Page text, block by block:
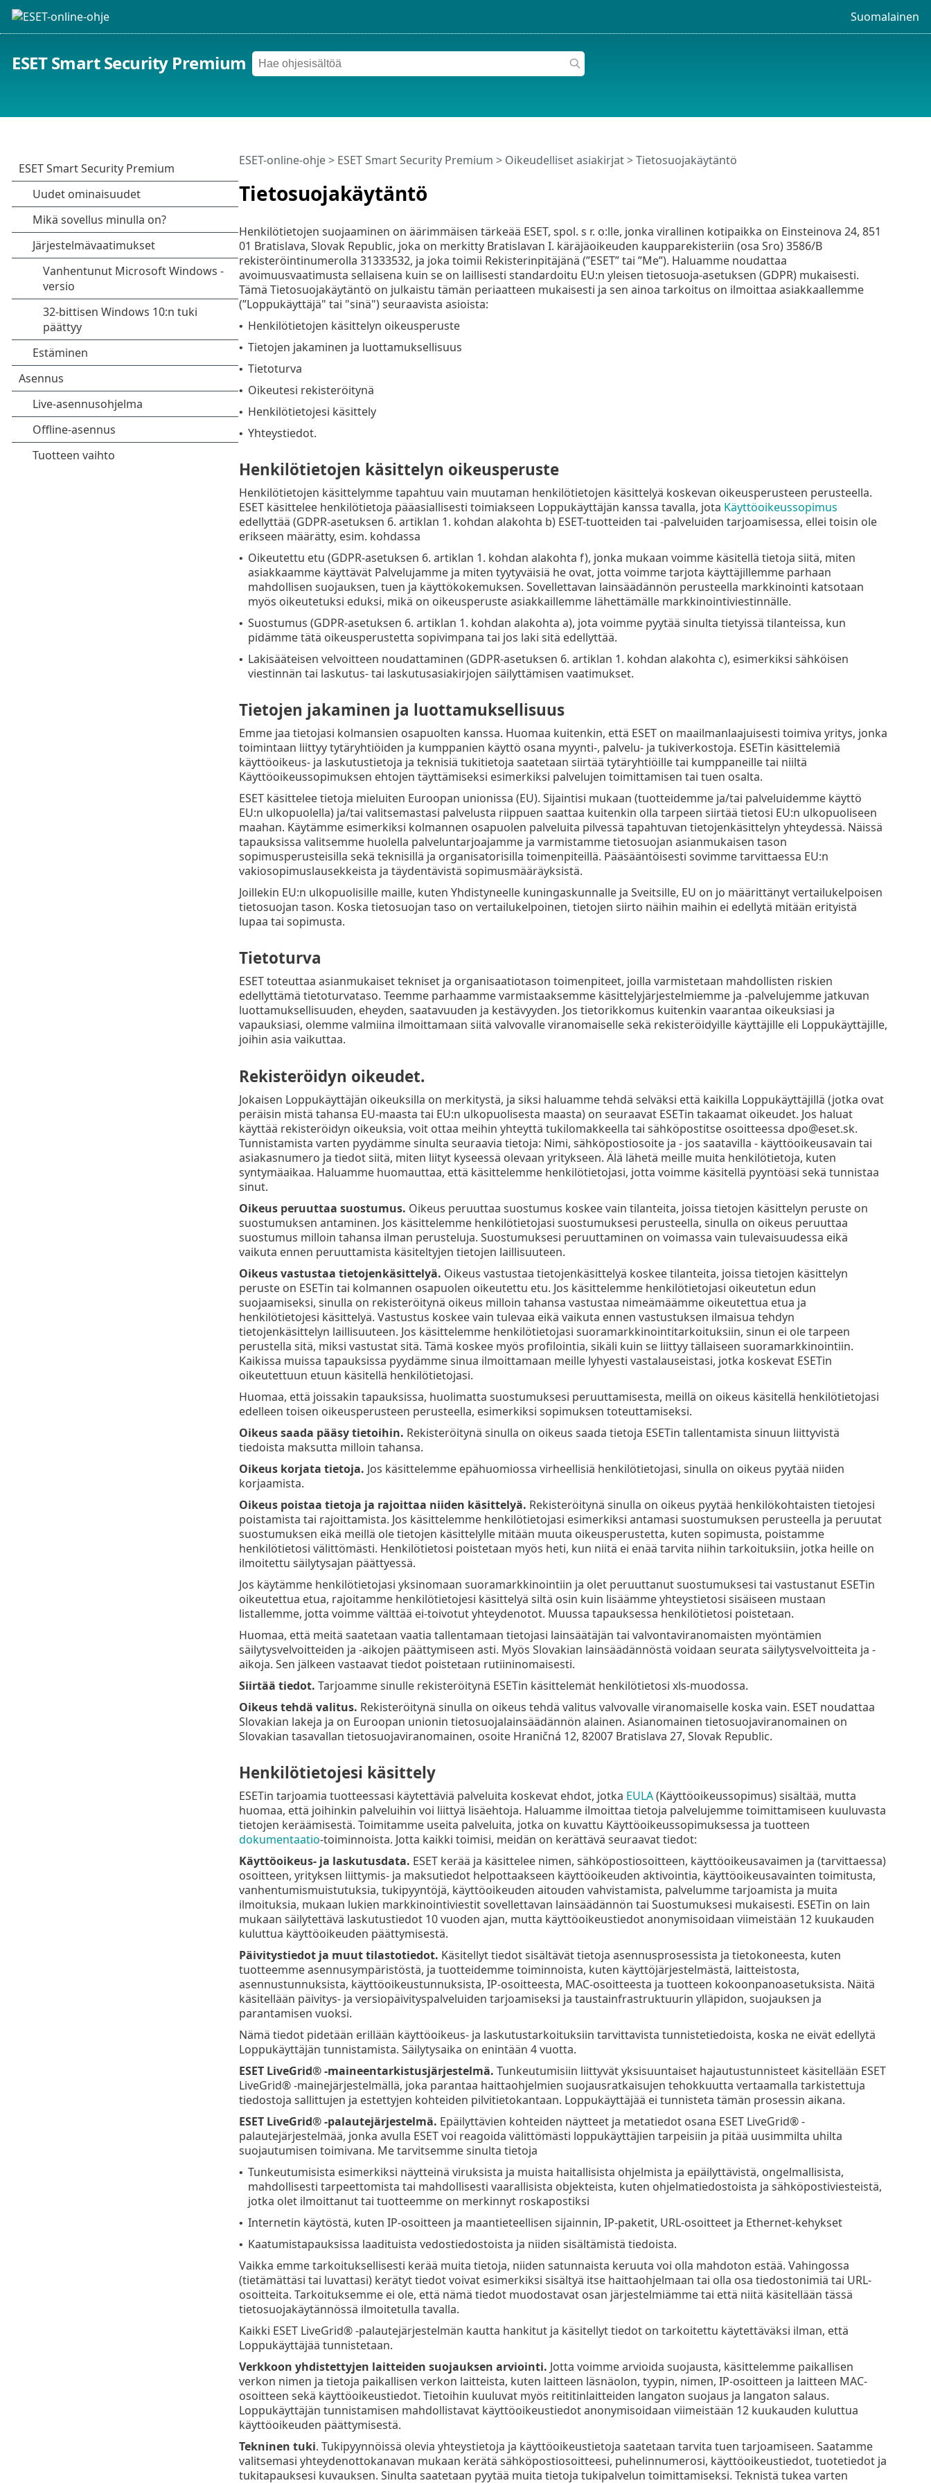
Suomalainen
ESET Smart Security Premium
Tietosuojakäytäntö
ESET-online-ohje> ESET Smart Security Premium > Oikeudelliset asiakirjat > Tietosuojakäytäntö
Henkilötietojen suojaaminen on äärimmäisen tärkeää ESET, spol. s r. o:lle, jonka virallinen kotipaikka on Einsteinova 24, 851
01 Bratislava, Slovak Republic, joka on merkitty Bratislavan I. käräjäoikeuden kaupparekisteriin (osa Sro) 3586/B
rekisteröintinumerolla 31333532, ja joka toimii Rekisterinpitäjänä (”ESET” tai ”Me”). Haluamme noudattaa
avoimuusvaatimusta sellaisena kuin se on laillisesti standardoitu EU:n yleisen tietosuoja-asetuksen (GDPR) mukaisesti.
Tämä Tietosuojakäytäntö on julkaistu tämän periaatteen mukaisesti ja sen ainoa tarkoitus on ilmoittaa asiakkaallemme
(”Loppukäyttäjä" tai "sinä") seuraavista asioista:
• Henkilötietojen käsittelyn oikeusperuste
• Tietojen jakaminen ja luottamuksellisuus
• Tietoturva
• Oikeutesi rekisteröitynä
• Henkilötietojesi käsittely
• Yhteystiedot.
Henkilötietojen käsittelyn oikeusperuste
Henkilötietojen käsittelymme tapahtuu vain muutaman henkilötietojen käsittelyä koskevan oikeusperusteen perusteella.
ESET käsittelee henkilötietoja pääasiallisesti toimiakseen Loppukäyttäjän kanssa tavalla, jota Käyttöoikeussopimus
edellyttää (GDPR-asetuksen 6. artiklan 1. kohdan alakohta b) ESET-tuotteiden tai -palveluiden tarjoamisessa, ellei toisin ole
erikseen määrätty, esim. kohdassa
• Oikeutettu etu (GDPR-asetuksen 6. artiklan 1. kohdan alakohta f), jonka mukaan voimme käsitellä tietoja siitä, miten
asiakkaamme käyttävät Palvelujamme ja miten tyytyväisiä he ovat, jotta voimme tarjota käyttäjillemme parhaan
mahdollisen suojauksen, tuen ja käyttökokemuksen. Sovellettavan lainsäädännön perusteella markkinointi katsotaan
myös oikeutetuksi eduksi, mikä on oikeusperuste asiakkaillemme lähettämälle markkinointiviestinnälle.
• Suostumus (GDPR-asetuksen 6. artiklan 1. kohdan alakohta a), jota voimme pyytää sinulta tietyissä tilanteissa, kun
pidämme tätä oikeusperustetta sopivimpana tai jos laki sitä edellyttää.
• Lakisääteisen velvoitteen noudattaminen (GDPR-asetuksen 6. artiklan 1. kohdan alakohta c), esimerkiksi sähköisen
viestinnän tai laskutus- tai laskutusasiakirjojen säilyttämisen vaatimukset.
Tietojen jakaminen ja luottamuksellisuus
Emme jaa tietojasi kolmansien osapuolten kanssa. Huomaa kuitenkin, että ESET on maailmanlaajuisesti toimiva yritys, jonka
toimintaan liittyy tytäryhtiöiden ja kumppanien käyttö osana myynti-, palvelu- ja tukiverkostoja. ESETin käsittelemiä
käyttöoikeus- ja laskutustietoja ja teknisiä tukitietoja saatetaan siirtää tytäryhtiöille tai kumppaneille tai niiltä
Käyttöoikeussopimuksen ehtojen täyttämiseksi esimerkiksi palvelujen toimittamisen tai tuen osalta.
ESET käsittelee tietoja mieluiten Euroopan unionissa (EU). Sijaintisi mukaan (tuotteidemme ja/tai palveluidemme käyttö
EU:n ulkopuolella) ja/tai valitsemastasi palvelusta riippuen saattaa kuitenkin olla tarpeen siirtää tietosi EU:n ulkopuoliseen
maahan. Käytämme esimerkiksi kolmannen osapuolen palveluita pilvessä tapahtuvan tietojenkäsittelyn yhteydessä. Näissä
tapauksissa valitsemme huolella palveluntarjoajamme ja varmistamme tietosuojan asianmukaisen tason
sopimusperusteisilla sekä teknisillä ja organisatorisilla toimenpiteillä. Pääsääntöisesti sovimme tarvittaessa EU:n
vakiosopimuslausekkeista ja täydentävistä sopimusmääräyksistä.
Joillekin EU:n ulkopuolisille maille, kuten Yhdistyneelle kuningaskunnalle ja Sveitsille, EU on jo määrittänyt vertailukelpoisen
tietosuojan tason. Koska tietosuojan taso on vertailukelpoinen, tietojen siirto näihin maihin ei edellytä mitään erityistä
lupaa tai sopimusta.
Tietoturva
ESET toteuttaa asianmukaiset tekniset ja organisaatiotason toimenpiteet, joilla varmistetaan mahdollisten riskien
edellyttämä tietoturvataso. Teemme parhaamme varmistaaksemme käsittelyjärjestelmiemme ja -palvelujemme jatkuvan
luottamuksellisuuden, eheyden, saatavuuden ja kestävyyden. Jos tietorikkomus kuitenkin vaarantaa oikeuksiasi ja
vapauksiasi, olemme valmiina ilmoittamaan siitä valvovalle viranomaiselle sekä rekisteröidyille käyttäjille eli Loppukäyttäjille,
joihin asia vaikuttaa.
Rekisteröidyn oikeudet.
Jokaisen Loppukäyttäjän oikeuksilla on merkitystä, ja siksi haluamme tehdä selväksi että kaikilla Loppukäyttäjillä (jotka ovat
peräisin mistä tahansa EU-maasta tai EU:n ulkopuolisesta maasta) on seuraavat ESETin takaamat oikeudet. Jos haluat
käyttää rekisteröidyn oikeuksia, voit ottaa meihin yhteyttä tukilomakkeella tai sähköpostitse osoitteessa dpo@eset.sk.
Tunnistamista varten pyydämme sinulta seuraavia tietoja: Nimi, sähköpostiosoite ja - jos saatavilla - käyttöoikeusavain tai
asiakasnumero ja tiedot siitä, miten liityt kyseessä olevaan yritykseen. Älä lähetä meille muita henkilötietoja, kuten
syntymäaikaa. Haluamme huomauttaa, että käsittelemme henkilötietojasi, jotta voimme käsitellä pyyntöäsi sekä tunnistaa
sinut.
Oikeus peruuttaa suostumus. Oikeus peruuttaa suostumus koskee vain tilanteita, joissa tietojen käsittelyn peruste on
suostumuksen antaminen. Jos käsittelemme henkilötietojasi suostumuksesi perusteella, sinulla on oikeus peruuttaa
suostumus milloin tahansa ilman perusteluja. Suostumuksesi peruuttaminen on voimassa vain tulevaisuudessa eikä
vaikuta ennen peruuttamista käsiteltyjen tietojen laillisuuteen.
Oikeus vastustaa tietojenkäsittelyä. Oikeus vastustaa tietojenkäsittelyä koskee tilanteita, joissa tietojen käsittelyn
peruste on ESETin tai kolmannen osapuolen oikeutettu etu. Jos käsittelemme henkilötietojasi oikeutetun edun
suojaamiseksi, sinulla on rekisteröitynä oikeus milloin tahansa vastustaa nimeämäämme oikeutettua etua ja
henkilötietojesi käsittelyä. Vastustus koskee vain tulevaa eikä vaikuta ennen vastustuksen ilmaisua tehdyn
tietojenkäsittelyn laillisuuteen. Jos käsittelemme henkilötietojasi suoramarkkinointitarkoituksiin, sinun ei ole tarpeen
perustella sitä, miksi vastustat sitä. Tämä koskee myös profilointia, sikäli kuin se liittyy tällaiseen suoramarkkinointiin.
Kaikissa muissa tapauksissa pyydämme sinua ilmoittamaan meille lyhyesti vastalauseistasi, jotka koskevat ESETin
oikeutettuun etuun käsitellä henkilötietojasi.
Huomaa, että joissakin tapauksissa, huolimatta suostumuksesi peruuttamisesta, meillä on oikeus käsitellä henkilötietojasi
edelleen toisen oikeusperusteen perusteella, esimerkiksi sopimuksen toteuttamiseksi.
Oikeus saada pääsy tietoihin. Rekisteröitynä sinulla on oikeus saada tietoja ESETin tallentamista sinuun liittyvistä
tiedoista maksutta milloin tahansa.
Oikeus korjata tietoja. Jos käsittelemme epähuomiossa virheellisiä henkilötietojasi, sinulla on oikeus pyytää niiden
korjaamista.
Oikeus poistaa tietoja ja rajoittaa niiden käsittelyä. Rekisteröitynä sinulla on oikeus pyytää henkilökohtaisten tietojesi
poistamista tai rajoittamista. Jos käsittelemme henkilötietojasi esimerkiksi antamasi suostumuksen perusteella ja peruutat
suostumuksen eikä meillä ole tietojen käsittelylle mitään muuta oikeusperustetta, kuten sopimusta, poistamme
henkilötietosi välittömästi. Henkilötietosi poistetaan myös heti, kun niitä ei enää tarvita niihin tarkoituksiin, jotka heille on
ilmoitettu säilytysajan päättyessä.
Jos käytämme henkilötietojasi yksinomaan suoramarkkinointiin ja olet peruuttanut suostumuksesi tai vastustanut ESETin
oikeutettua etua, rajoitamme henkilötietojesi käsittelyä siltä osin kuin lisäämme yhteystietosi sisäiseen mustaan
listallemme, jotta voimme välttää ei-toivotut yhteydenotot. Muussa tapauksessa henkilötietosi poistetaan.
Huomaa, että meitä saatetaan vaatia tallentamaan tietojasi lainsäätäjän tai valvontaviranomaisten myöntämien
säilytysvelvoitteiden ja -aikojen päättymiseen asti. Myös Slovakian lainsäädännöstä voidaan seurata säilytysvelvoitteita ja -
aikoja. Sen jälkeen vastaavat tiedot poistetaan rutiininomaisesti.
Siirtää tiedot. Tarjoamme sinulle rekisteröitynä ESETin käsittelemät henkilötietosi xls-muodossa.
Oikeus tehdä valitus. Rekisteröitynä sinulla on oikeus tehdä valitus valvovalle viranomaiselle koska vain. ESET noudattaa
Slovakian lakeja ja on Euroopan unionin tietosuojalainsäädännön alainen. Asianomainen tietosuojaviranomainen on
Slovakian tasavallan tietosuojaviranomainen, osoite Hraničná 12, 82007 Bratislava 27, Slovak Republic.
Henkilötietojesi käsittely
ESETin tarjoamia tuotteessasi käytettäviä palveluita koskevat ehdot, jotka EULA(Käyttöoikeussopimus) sisältää, mutta
huomaa, että joihinkin palveluihin voi liittyä lisäehtoja. Haluamme ilmoittaa tietoja palvelujemme toimittamiseen kuuluvasta
tietojen keräämisestä. Toimitamme useita palveluita, jotka on kuvattu Käyttöoikeussopimuksessa ja tuotteen
dokumentaatio-toiminnoista. Jotta kaikki toimisi, meidän on kerättävä seuraavat tiedot:
Käyttöoikeus- ja laskutusdata. ESET kerää ja käsittelee nimen, sähköpostiosoitteen, käyttöoikeusavaimen ja (tarvittaessa)
osoitteen, yrityksen liittymis- ja maksutiedot helpottaakseen käyttöoikeuden aktivointia, käyttöoikeusavainten toimitusta,
vanhentumismuistutuksia, tukipyyntöjä, käyttöoikeuden aitouden vahvistamista, palvelumme tarjoamista ja muita
ilmoituksia, mukaan lukien markkinointiviestit sovellettavan lainsäädännön tai Suostumuksesi mukaisesti. ESETin on lain
mukaan säilytettävä laskutustiedot 10 vuoden ajan, mutta käyttöoikeustiedot anonymisoidaan viimeistään 12 kuukauden
kuluttua käyttöoikeuden päättymisestä.
Päivitystiedot ja muut tilastotiedot. Käsitellyt tiedot sisältävät tietoja asennusprosessista ja tietokoneesta, kuten
tuotteemme asennusympäristöstä, ja tuotteidemme toiminnoista, kuten käyttöjärjestelmästä, laitteistosta,
asennustunnuksista, käyttöoikeustunnuksista, IP-osoitteesta, MAC-osoitteesta ja tuotteen kokoonpanoasetuksista. Näitä
käsitellään päivitys- ja versiopäivityspalveluiden tarjoamiseksi ja taustainfrastruktuurin ylläpidon, suojauksen ja
parantamisen vuoksi.
Nämä tiedot pidetään erillään käyttöoikeus- ja laskutustarkoituksiin tarvittavista tunnistetiedoista, koska ne eivät edellytä
Loppukäyttäjän tunnistamista. Säilytysaika on enintään 4 vuotta.
ESET LiveGrid®-maineentarkistusjärjestelmä. Tunkeutumisiin liittyvät yksisuuntaiset hajautustunnisteet käsitellään ESET
LiveGrid® -mainejärjestelmällä, joka parantaa haittaohjelmien suojausratkaisujen tehokkuutta vertaamalla tarkistettuja
tiedostoja sallittujen ja estettyjen kohteiden pilvitietokantaan. Loppukäyttäjää ei tunnisteta tämän prosessin aikana.
ESET LiveGrid®-palautejärjestelmä. Epäilyttävien kohteiden näytteet ja metatiedot osana ESET LiveGrid® -
palautejärjestelmää, jonka avulla ESET voi reagoida välittömästi loppukäyttäjien tarpeisiin ja pitää uusimmilta uhilta
suojautumisen toimivana. Me tarvitsemme sinulta tietoja
• Tunkeutumisista esimerkiksi näytteinä viruksista ja muista haitallisista ohjelmista ja epäilyttävistä, ongelmallisista,
mahdollisesti tarpeettomista tai mahdollisesti vaarallisista objekteista, kuten ohjelmatiedostoista ja sähköpostiviesteistä,
jotka olet ilmoittanut tai tuotteemme on merkinnyt roskapostiksi
• Internetin käytöstä, kuten IP-osoitteen ja maantieteellisen sijainnin, IP-paketit, URL-osoitteet ja Ethernet-kehykset
• Kaatumistapauksissa laadituista vedostiedostoista ja niiden sisältämistä tiedoista.
Vaikka emme tarkoituksellisesti kerää muita tietoja, niiden satunnaista keruuta voi olla mahdoton estää. Vahingossa
(tietämättäsi tai luvattasi) kerätyt tiedot voivat esimerkiksi sisältyä itse haittaohjelmaan tai olla osa tiedostonimiä tai URL-
osoitteita. Tarkoituksemme ei ole, että nämä tiedot muodostavat osan järjestelmiämme tai että niitä käsitellään tässä
tietosuojakäytännössä ilmoitetulla tavalla.
Kaikki ESET LiveGrid® -palautejärjestelmän kautta hankitut ja käsitellyt tiedot on tarkoitettu käytettäväksi ilman, että
Loppukäyttäjää tunnistetaan.
Verkkoon yhdistettyjen laitteiden suojauksen arviointi. Jotta voimme arvioida suojausta, käsittelemme paikallisen
verkon nimen ja tietoja paikallisen verkon laitteista, kuten laitteen läsnäolon, tyypin, nimen, IP-osoitteen ja laitteen MAC-
osoitteen sekä käyttöoikeustiedot. Tietoihin kuuluvat myös reititinlaitteiden langaton suojaus ja langaton salaus.
Loppukäyttäjän tunnistamisen mahdollistavat käyttöoikeustiedot anonymisoidaan viimeistään 12 kuukauden kuluttua
käyttöoikeuden päättymisestä.
Tekninen tuki. Tukipyynnöissä olevia yhteystietoja ja käyttöoikeustietoja saatetaan tarvita tuen tarjoamiseen. Saatamme
valitsemasi yhteydenottokanavan mukaan kerätä sähköpostiosoitteesi, puhelinnumerosi, käyttöoikeustiedot, tuotetiedot ja
tukitapauksesi kuvauksen. Sinulta saatetaan pyytää muita tietoja tukipalvelun toimittamiseksi. Teknistä tukea varten